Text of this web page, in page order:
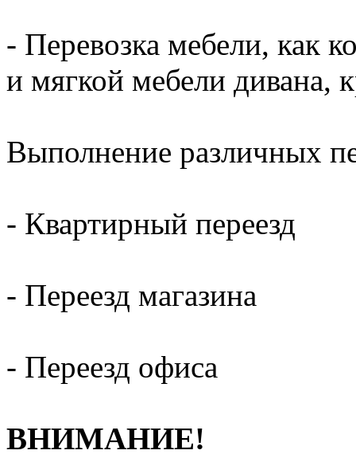
- Перевозка мебели, как
и мягкой мебели дивана,
Выполнение различных
- Квартирный переезд
- Переезд магазина
- Переезд офиса
ВНИМАНИЕ!